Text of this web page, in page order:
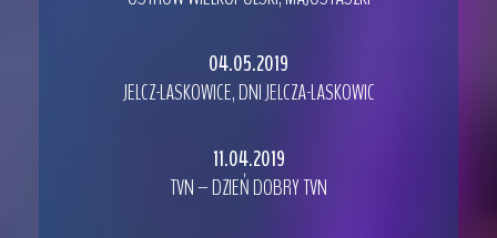
04.05.2019
JELCZ-LASKOWICE, DNI JELCZA-LASKOWIC
11.04.2019
TVN – DZIEŃ DOBRY TVN